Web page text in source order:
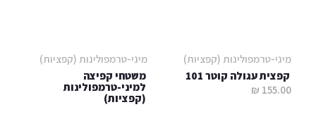
מיני-טרמפולינות (קפציות)
קפצית עגולה קוטר 101
155.00 ₪
מיני-טרמפולינות (קפציות)
משטחי קפיצה
למיני-טרמפולינות
(קפציות)